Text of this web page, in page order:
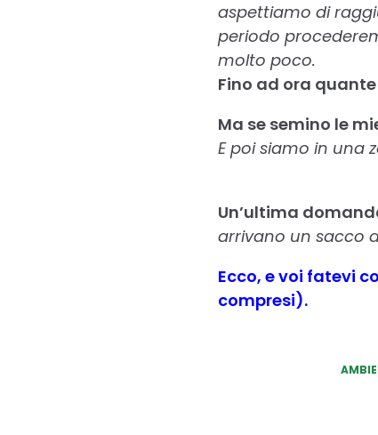
aspettiamo di
periodo
molto poco.
Fino ad ora
Ma se semino le
E poi siamo in una
Un’ultima
arrivano un sacco
Ecco, e voi fatevi
compresi).